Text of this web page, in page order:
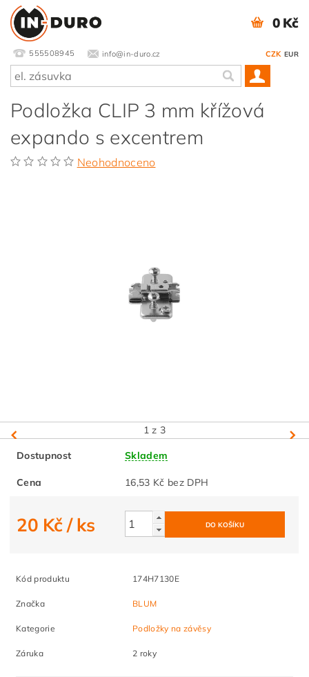
555508945 info@in-duro.cz CZK EUR
0 Kč
Podložka CLIP 3 mm křížová
expando s excentrem
Neohodnoceno
1 z 3
Dostupnost Skladem
Cena 16,53 Kč bez DPH
20 Kč/ ks
Kód produktu 174H7130E
Značka BLUM
Kategorie Podložky na závěsy
Záruka 2 roky